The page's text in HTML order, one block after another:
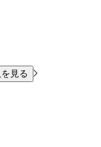
見る